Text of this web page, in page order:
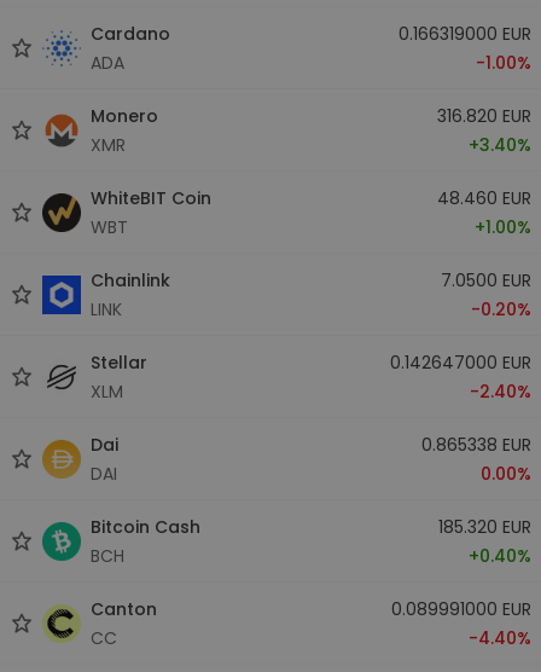
Cardano
ADA
0.166319000 EUR
-1.00%
Monero
XMR
316.820 EUR
+3.40%
WhiteBIT Coin
WBT
48.460 EUR
+1.00%
Chainlink
LINK
7.0500 EUR
-0.20%
Stellar
XLM
0.142647000 EUR
-2.40%
Dai
DAI
0.865338 EUR
0.00%
Bitcoin Cash
BCH
185.320 EUR
+0.40%
Canton
CC
0.089991000 EUR
-4.40%